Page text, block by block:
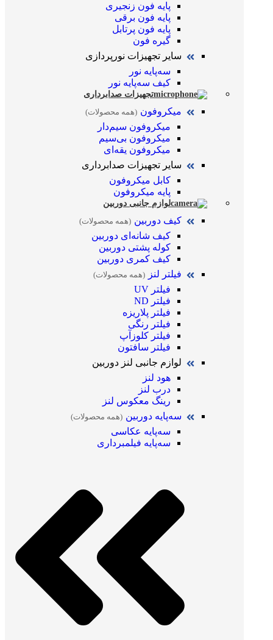
پایه فون زنجیری
پایه فون برقی
پایه فون پرتابل
گیره فون
سایر تجهیزات نورپردازی
سه‌پایه نور
کیف سه‌پایه نور
تجهیزات صدابرداری
میکروفون (همه محصولات)
میکروفون سیم‌دار
میکروفون بی‌سیم
میکروفون یقه‌ای
سایر تجهیزات صدابرداری
کابل میکروفون
پایه میکروفون
لوازم جانبی دوربین
کیف دوربین (همه محصولات)
کیف شانه‌ای دوربین
کوله پشتی دوربین
کیف کمری دوربین
فیلتر لنز
(همه محصولات)
فیلتر UV
فیلتر ND
فیلتر پلاریزه
فیلتر رنگی
فیلتر کلوزآپ
فیلتر سافتون
لوازم جانبی لنز دوربین
هود لنز
درب لنز
رینگ معکوس لنز
سه‌پایه دوربین (همه محصولات)
سه‌پایه عکاسی
سه‌پایه فیلمبرداری